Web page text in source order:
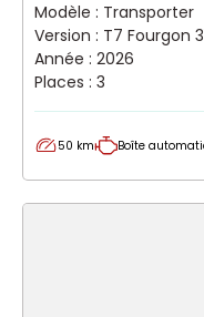
Modèle : Transporter
Version : T7 Fourgon
Année : 2026
Places : 3
50 km Boîte